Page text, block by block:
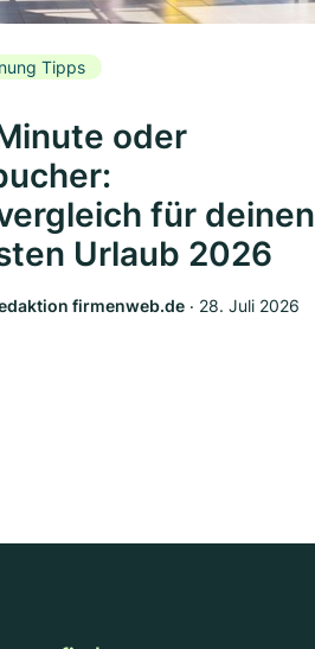
Tipps
oder
für deinen
Urlaub 2026
firmenweb.de ‧ 28. Juli 2026